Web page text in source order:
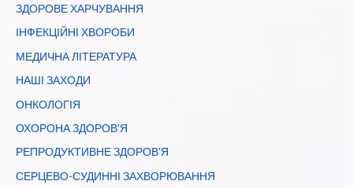
ЗДОРОВЕ ХАРЧУВАННЯ
ІНФЕКЦІЙНІ ХВОРОБИ
МЕДИЧНА ЛІТЕРАТУРА
НАШІ ЗАХОДИ
ОНКОЛОГІЯ
ОХОРОНА ЗДОРОВ'Я
РЕПРОДУКТИВНЕ ЗДОРОВ'Я
СЕРЦЕВО-СУДИННІ ЗАХВОРЮВАННЯ